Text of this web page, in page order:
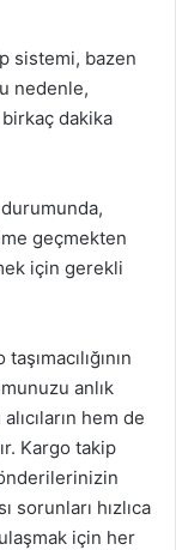
sistemi, bazen
nedenle,
dakika
geçmekten
için gerekli
anlık
hem de
Kargo takip
sorunları hızlıca
için her